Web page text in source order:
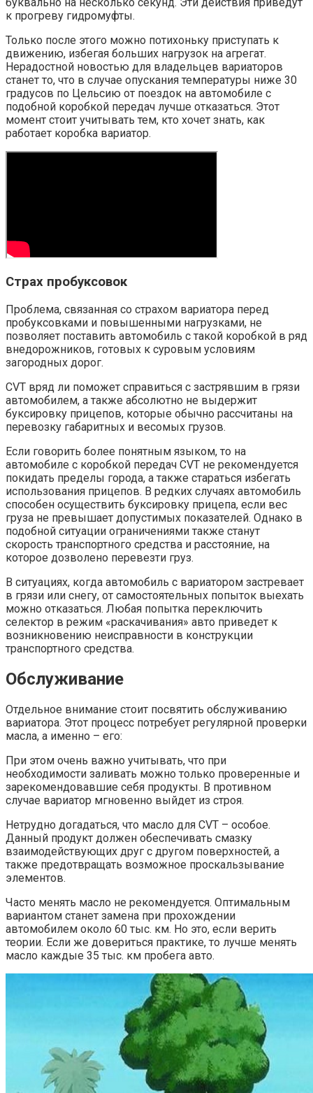
к прогреву гидромуфты.
Только после этого можно потихоньку приступать к
движению, избегая больших нагрузок на агрегат.
Нерадостной новостью для владельцев вариаторов
станет то, что в случае опускания температуры ниже 30
градусов по Цельсию от поездок на автомобиле с
подобной коробкой передач лучше отказаться. Этот
момент стоит учитывать тем, кто хочет знать, как
работает коробка вариатор.
Страх пробуксовок
Проблема, связанная со страхом вариатора перед
пробуксовками и повышенными нагрузками, не
позволяет поставить автомобиль с такой коробкой в ряд
внедорожников, готовых к суровым условиям
загородных дорог.
CVT вряд ли поможет справиться с застрявшим в грязи
автомобилем, а также абсолютно не выдержит
буксировку прицепов, которые обычно рассчитаны на
перевозку габаритных и весомых грузов.
Если говорить более понятным языком, то на
автомобиле с коробкой передач CVT не рекомендуется
покидать пределы города, а также стараться избегать
использования прицепов. В редких случаях автомобиль
способен осуществить буксировку прицепа, если вес
груза не превышает допустимых показателей. Однако в
подобной ситуации ограничениями также станут
скорость транспортного средства и расстояние, на
которое дозволено перевезти груз.
В ситуациях, когда автомобиль с вариатором застревает
в грязи или снегу, от самостоятельных попыток выехать
можно отказаться. Любая попытка переключить
селектор в режим «раскачивания» авто приведет к
возникновению неисправности в конструкции
транспортного средства.
Обслуживание
Отдельное внимание стоит посвятить обслуживанию
вариатора. Этот процесс потребует регулярной проверки
масла, а именно – его:
При этом очень важно учитывать, что при
необходимости заливать можно только проверенные и
зарекомендовавшие себя продукты. В противном
случае вариатор мгновенно выйдет из строя.
Нетрудно догадаться, что масло для CVT – особое.
Данный продукт должен обеспечивать смазку
взаимодействующих друг с другом поверхностей, а
также предотвращать возможное проскальзывание
элементов.
Часто менять масло не рекомендуется. Оптимальным
вариантом станет замена при прохождении
автомобилем около 60 тыс. км. Но это, если верить
теории. Если же довериться практике, то лучше менять
масло каждые 35 тыс. км пробега авто.